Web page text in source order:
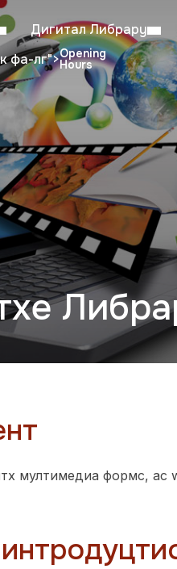
Дигитал Либрарy
фа-лг">
мултимедиа формс, ас
Reading Room:
Working hours